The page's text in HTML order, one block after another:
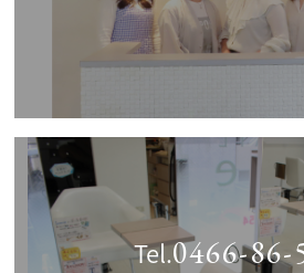
Tel.0466-86-